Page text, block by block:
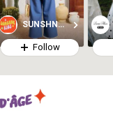
SUNSHNE Kids
Follow